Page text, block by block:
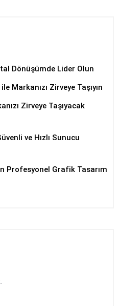
Dönüşümde Lider Olun
Markanızı Zirveye Taşıyın
Zirveye Taşıyacak
ve Hızlı Sunucu
Profesyonel Grafik Tasarım